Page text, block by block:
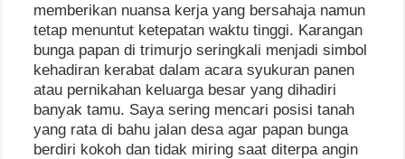
memberikan nuansa kerja yang bersahaja namun
tetap menuntut ketepatan waktu tinggi. Karangan
bunga papan di trimurjo seringkali menjadi simbol
kehadiran kerabat dalam acara syukuran panen
atau pernikahan keluarga besar yang dihadiri
banyak tamu. Saya sering mencari posisi tanah
yang rata di bahu jalan desa agar papan bunga
berdiri kokoh dan tidak miring saat diterpa angin